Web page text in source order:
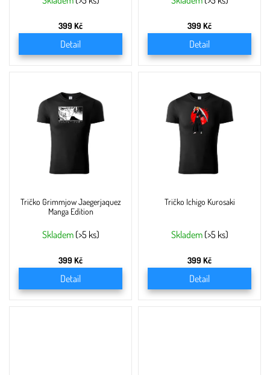
399 Kč
Detail
399 Kč
Detail
Tričko Grimmjow Jaegerjaquez
Manga Edition
Skladem (>5 ks)
399 Kč
Detail
Tričko Ichigo Kurosaki
Skladem (>5 ks)
399 Kč
Detail